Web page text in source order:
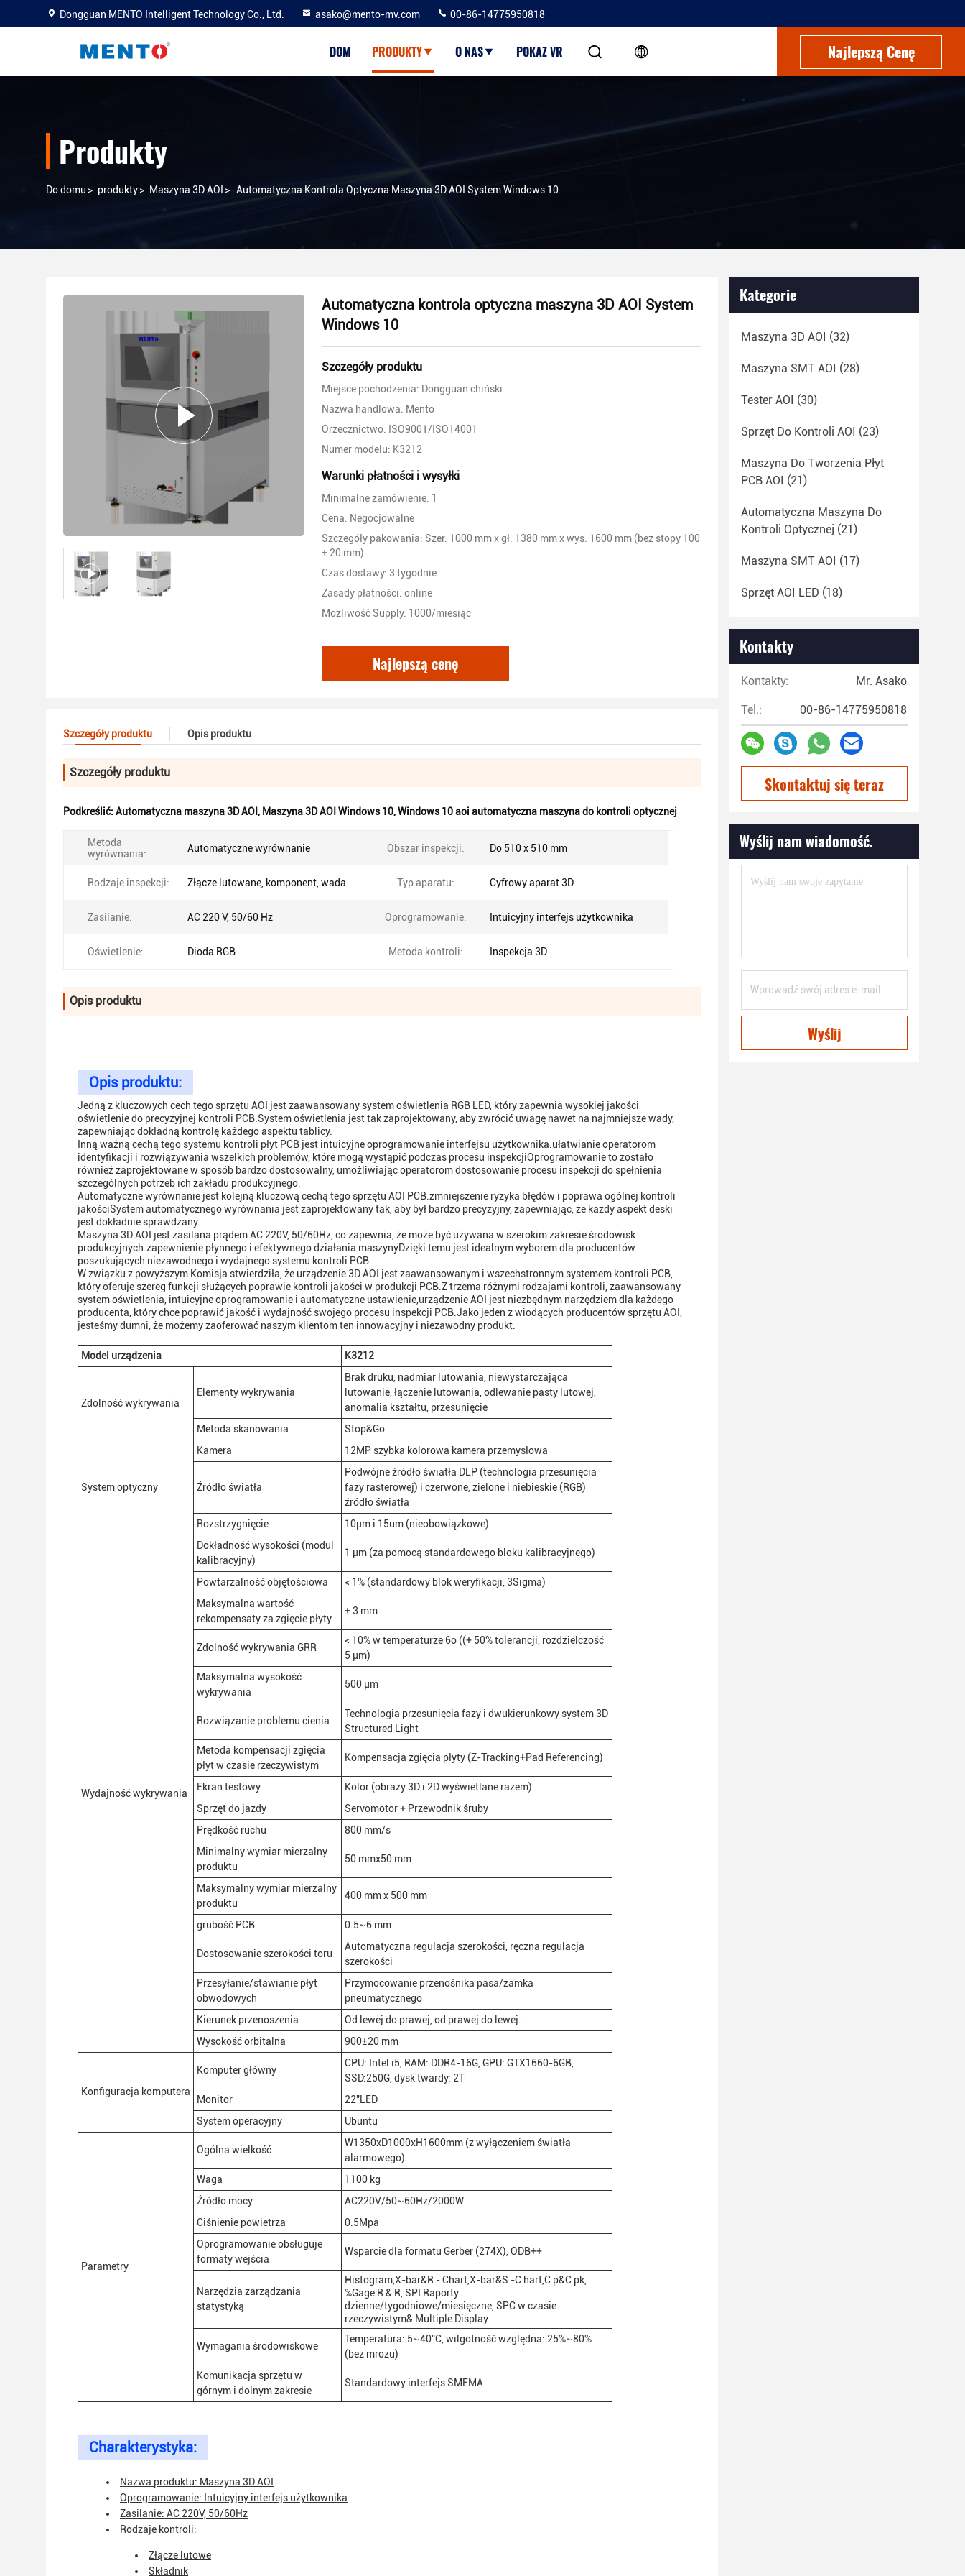
Dongguan MENTO Intelligent Technology Co., Ltd. asako@mento-mv.com 00-86-14775950818
DOM PRODUKTY O NAS POKAZ VR Najlepszą Cenę
Produkty
Do domu > produkty> Maszyna 3D AOI > Automatyczna Kontrola Optyczna Maszyna 3D AOI System Windows 10
Automatyczna kontrola optyczna maszyna 3D AOI System
Windows 10
Szczegóły produktu
Miejsce pochodzenia: Dongguan chiński
Nazwa handlowa: Mento
Orzecznictwo: ISO9001/ISO14001
Numer modelu: K3212
Warunki płatności i wysyłki
Minimalne zamówienie: 1
Cena: Negocjowalne
Szczegóły pakowania: Szer. 1000 mm x gł. 1380 mm x wys. 1600 mm (bez stopy 100
± 20 mm)
Czas dostawy: 3 tygodnie
Zasady płatności: online
Możliwość Supply: 1000/miesiąc
Najlepszą cenę
Szczegóły produktu Opis produktu
Szczegóły produktu
Podkreślić: Automatyczna maszyna 3D AOI , Maszyna 3D AOI Windows 10,Windows 10 aoi automatyczna maszyna do kontroli optycznej
Metoda
wyrównania:
Automatyczne wyrównanie Obszar inspekcji: Do 510 x 510 mm
Rodzaje inspekcji: Złącze lutowane, komponent, wada Typ aparatu: Cyfrowy aparat 3D
Zasilanie: AC 220 V, 50/60 Hz Oprogramowanie: Intuicyjny interfejs użytkownika
Oświetlenie: Dioda RGB Metoda kontroli: Inspekcja 3D
Opis produktu
Opis produktu:
Jedną z kluczowych cech tego sprzętu AOI jest zaawansowany system oświetlenia RGB LED, który zapewnia wysokiej jakości
oświetlenie do precyzyjnej kontroli PCB.System oświetlenia jest tak zaprojektowany, aby zwrócić uwagę nawet na najmniejsze wady,
zapewniając dokładną kontrolę każdego aspektu tablicy.
Inną ważną cechą tego systemu kontroli płyt PCB jest intuicyjne oprogramowanie interfejsu użytkownika.ułatwianie operatorom
identyfikacji i rozwiązywania wszelkich problemów, które mogą wystąpić podczas procesu inspekcjiOprogramowanie to zostało
również zaprojektowane w sposób bardzo dostosowalny, umożliwiając operatorom dostosowanie procesu inspekcji do spełnienia
szczególnych potrzeb ich zakładu produkcyjnego.
Automatyczne wyrównanie jest kolejną kluczową cechą tego sprzętu AOI PCB.zmniejszenie ryzyka błędów i poprawa ogólnej kontroli
jakościSystem automatycznego wyrównania jest zaprojektowany tak, aby był bardzo precyzyjny, zapewniając, że każdy aspekt deski
jest dokładnie sprawdzany.
Maszyna 3D AOI jest zasilana prądem AC 220V, 50/60Hz, co zapewnia, że może być używana w szerokim zakresie środowisk
produkcyjnych.zapewnienie płynnego i efektywnego działania maszynyDzięki temu jest idealnym wyborem dla producentów
poszukujących niezawodnego i wydajnego systemu kontroli PCB.
W związku z powyższym Komisja stwierdziła, że urządzenie 3D AOI jest zaawansowanym i wszechstronnym systemem kontroli PCB,
który oferuje szereg funkcji służących poprawie kontroli jakości w produkcji PCB.Z trzema różnymi rodzajami kontroli, zaawansowany
system oświetlenia, intuicyjne oprogramowanie i automatyczne ustawienie,urządzenie AOI jest niezbędnym narzędziem dla każdego
producenta, który chce poprawić jakość i wydajność swojego procesu inspekcji PCB.Jako jeden z wiodących producentów sprzętu AOI,
jesteśmy dumni, że możemy zaoferować naszym klientom ten innowacyjny i niezawodny produkt.
Model urządzenia K3212
Zdolność wykrywania
Elementy wykrywania
Brak druku, nadmiar lutowania, niewystarczająca
lutowanie, łączenie lutowania, odlewanie pasty lutowej,
anomalia kształtu, przesunięcie
Metoda skanowania
Stop&Go
System optyczny
Kamera 12MP szybka kolorowa kamera przemysłowa
Źródło światła
Podwójne źródło światła DLP (technologia przesunięcia
fazy rasterowej) i czerwone, zielone i niebieskie (RGB)
źródło światła
Rozstrzygnięcie
10μm i 15um (nieobowiązkowe)
Wydajność wykrywania
Dokładność wysokości (modul
kalibracyjny)
1 μm (za pomocą standardowego bloku kalibracyjnego)
Powtarzalność objętościowa
< 1% (standardowy blok weryfikacji, 3Sigma)
Maksymalna wartość
rekompensaty za zgięcie płyty
± 3 mm
Zdolność wykrywania GRR
< 10% w temperaturze 6o ((+ 50% tolerancji, rozdzielczość
5 μm)
Maksymalna wysokość
wykrywania
500 μm
Rozwiązanie problemu cienia
Technologia przesunięcia fazy i dwukierunkowy system 3D
Structured Light
Metoda kompensacji zgięcia
płyt w czasie rzeczywistym
Kompensacja zgięcia płyty (Z-Tracking+Pad Referencing)
Ekran testowy
Kolor (obrazy 3D i 2D wyświetlane razem)
Sprzęt do jazdy
Servomotor + Przewodnik śruby
Prędkość ruchu
800 mm/s
Minimalny wymiar mierzalny
produktu
50 mmx50 mm
Maksymalny wymiar mierzalny
produktu
400 mm x 500 mm
grubość PCB 0.5~6 mm
Dostosowanie szerokości toru
Automatyczna regulacja szerokości, ręczna regulacja
szerokości
Przesyłanie/stawianie płyt
obwodowych
Przymocowanie przenośnika pasa/zamka
pneumatycznego
Kierunek przenoszenia
Od lewej do prawej, od prawej do lewej.
Wysokość orbitalna
900±20 mm
Konfiguracja komputera
Komputer główny
CPU: Intel i5, RAM: DDR4-16G, GPU: GTX1660-6GB,
SSD:250G, dysk twardy: 2T
Monitor
22"LED
System operacyjny
Ubuntu
Parametry
Ogólna wielkość
W1350xD1000xH1600mm (z wyłączeniem światła
alarmowego)
Waga
1100 kg
Źródło mocy
AC220V/50~60Hz/2000W
Ciśnienie powietrza
0.5Mpa
Oprogramowanie obsługuje
formaty wejścia
Wsparcie dla formatu Gerber (274X), ODB++
Narzędzia zarządzania
statystyką
Histogram,X-bar&R - Chart,X-bar&S -C hart,C p&C pk,
%Gage R & R, SPI Raporty
dzienne/tygodniowe/miesięczne, SPC w czasie
rzeczywistym& Multiple Display
Wymagania środowiskowe
Temperatura: 5~40°C, wilgotność względna: 25%~80%
(bez mrozu)
Komunikacja sprzętu w
górnym i dolnym zakresie
Standardowy interfejs SMEMA
Charakterystyka:
Nazwa produktu: Maszyna 3D AOI
Oprogramowanie: Intuicyjny interfejs użytkownika
Zasilanie: AC 220V, 50/60Hz
Rodzaje kontroli:
Złącze lutowe
Składnik
Kategorie
Maszyna 3D AOI (32)
Maszyna SMT AOI (28)
Tester AOI (30)
Sprzęt Do Kontroli AOI (23)
Maszyna Do Tworzenia Płyt
PCB AOI (21)
Automatyczna Maszyna Do
Kontroli Optycznej (21)
Maszyna SMT AOI (17)
Sprzęt AOI LED (18)
Kontakty
Kontakty: Mr. Asako
Tel.: 00-86-14775950818
Skontaktuj się teraz
Wyślij nam wiadomość.
Wyślij